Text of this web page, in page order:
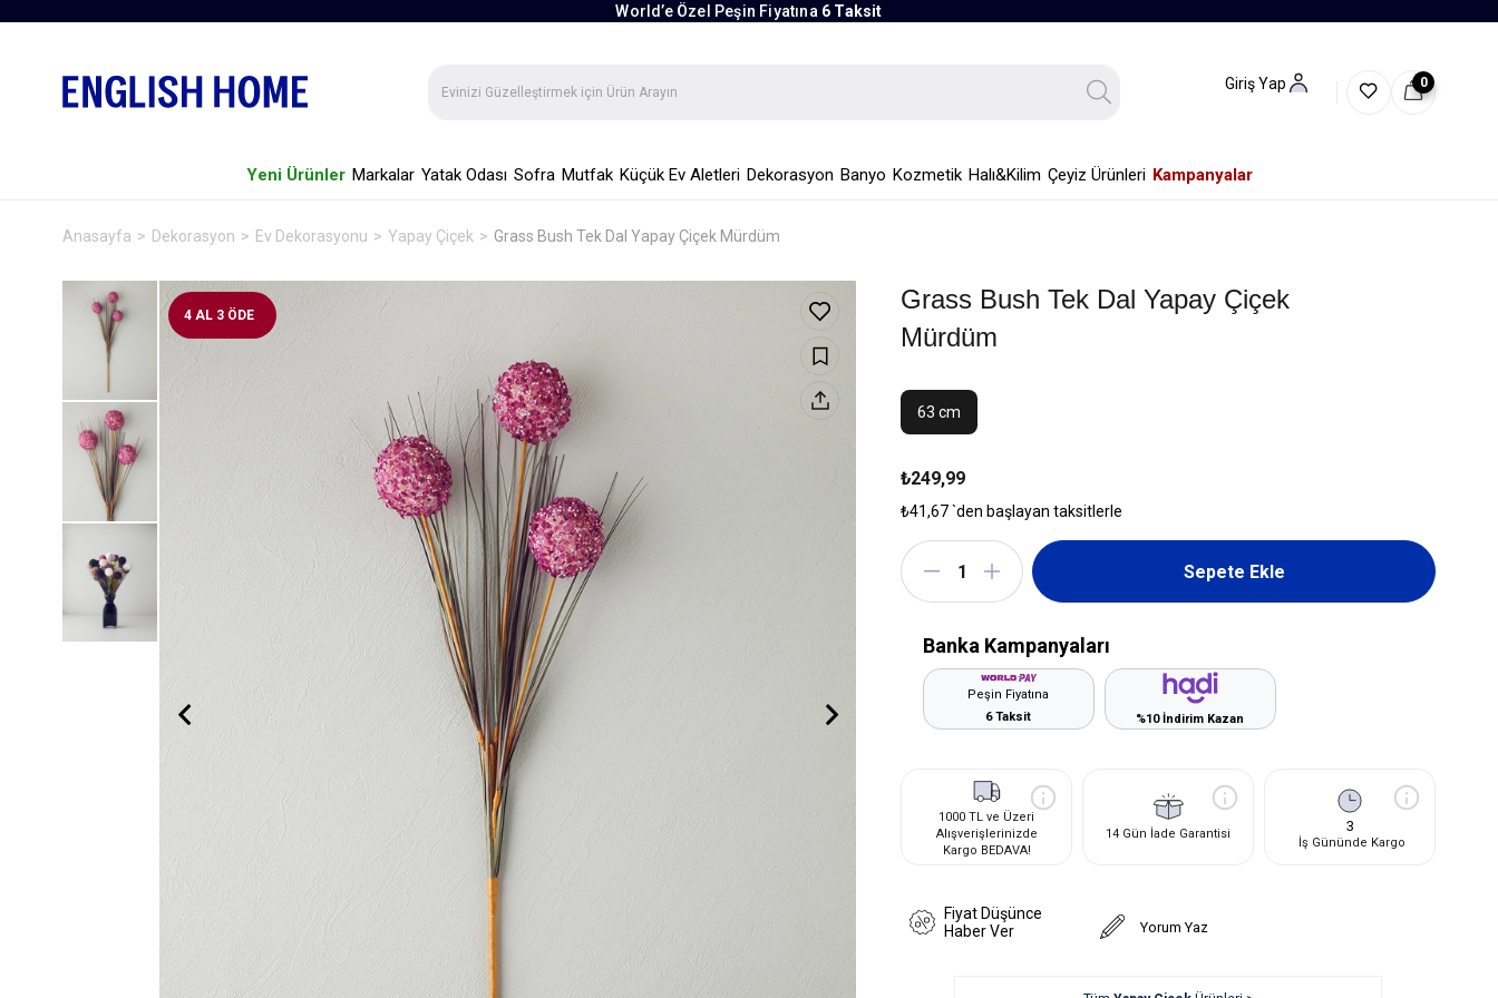
World’e Özel Peşin Fiyatına 6 Taksit
Giriş Yap 0
Yeni Ürünler Markalar Yatak Odası Sofra Mutfak Küçük Ev Aletleri Dekorasyon Banyo Kozmetik Halı&Kilim Çeyiz Ürünleri Kampanyalar
Anasayfa Dekorasyon Ev Dekorasyonu Yapay Çiçek Grass Bush Tek Dal Yapay Çiçek Mürdüm
4 AL 3 ÖDE
Grass Bush Tek Dal Yapay Çiçek
Mürdüm
63 cm
₺249,99
₺41,67`den başlayan taksitlerle
Banka Kampanyaları
Peşin Fiyatına
6 Taksit
%10 İndirim Kazan
1000 TL ve Üzeri
Alışverişlerinizde
Kargo BEDAVA!
14 Gün İade Garantisi 3
İş Gününde Kargo
Fiyat Düşünce
Haber Ver
Yorum Yaz